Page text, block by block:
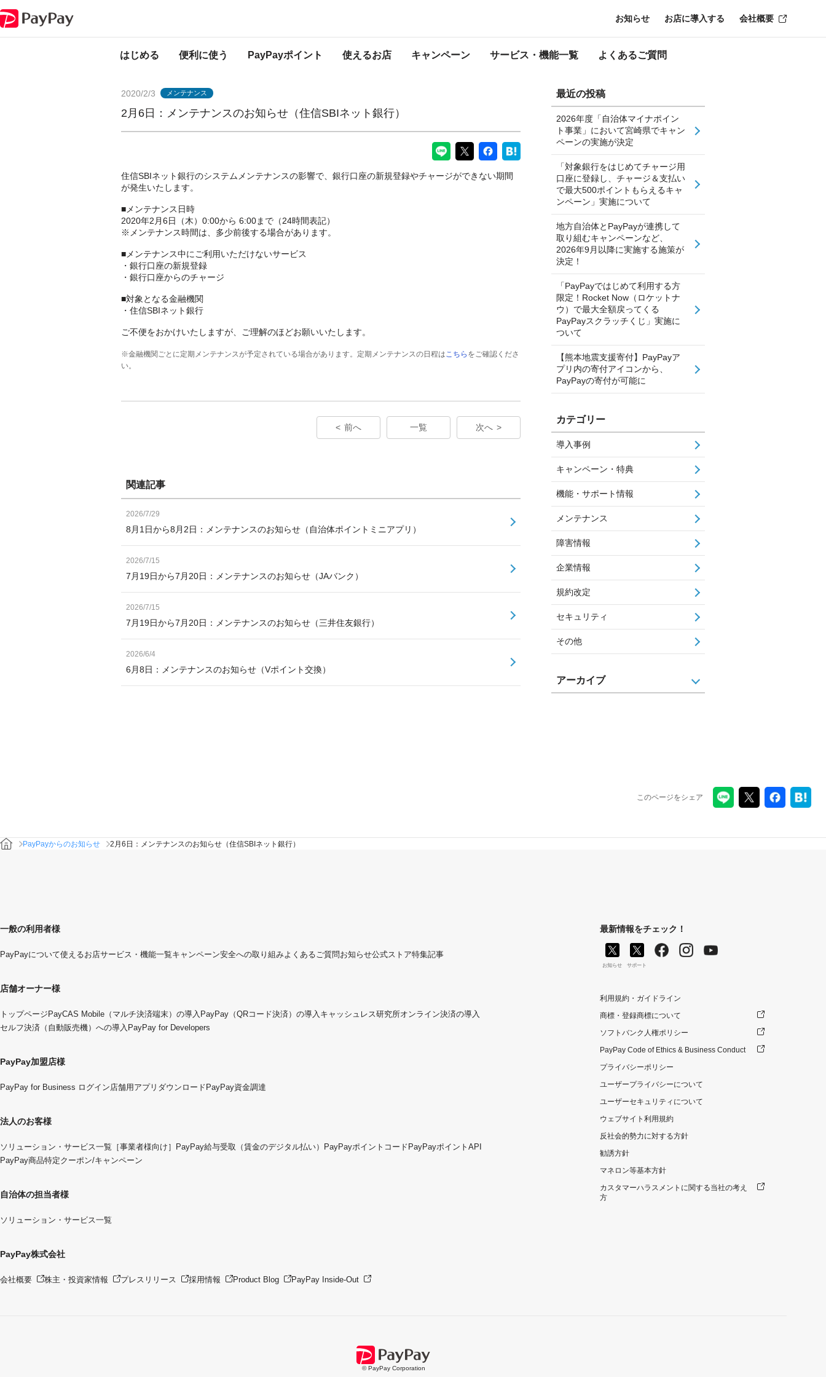
はじめる 便利に使う PayPayポイント 使えるお店 キャンペーン サービス・機能一覧 よくあるご質問
お知らせ お店に導入する 会社概要
PayPayからのお知らせ
2020/2/3 メンテナンス
2月6日：メンテナンスのお知らせ（住信SBIネット銀行）
住信SBIネット銀行のシステムメンテナンスの影響で、銀行口座の新規登録やチャージができない期間
が発生いたします。
■メンテナンス日時
2020年2月6日（木）0:00から 6:00まで（24時間表記）
※メンテナンス時間は、多少前後する場合があります。
■メンテナンス中にご利用いただけないサービス
・銀行口座の新規登録
・銀行口座からのチャージ
■対象となる金融機関
・住信SBIネット銀行
ご不便をおかけいたしますが、ご理解のほどお願いいたします。
※金融機関ごとに定期メンテナンスが予定されている場合があります。定期メンテナンスの日程は こちら をご確認くださ
い。
前へ 一覧 次へ
関連記事
2026/7/29
8月1日から8月2日：メンテナンスのお知らせ（自治体ポイントミニアプリ）
2026/7/15
7月19日から7月20日：メンテナンスのお知らせ（JAバンク）
2026/7/15
7月19日から7月20日：メンテナンスのお知らせ（三井住友銀行）
2026/6/4
6月8日：メンテナンスのお知らせ（Vポイント交換）
最近の投稿
2026年度「自治体マイナポイン
ト事業」において宮崎県でキャン
ペーンの実施が決定
「対象銀行をはじめてチャージ用
口座に登録し、チャージ＆支払い
で最大500ポイントもらえるキャ
ンペーン」実施について
地方自治体とPayPayが連携して
取り組むキャンペーンなど、
2026年9月以降に実施する施策が
決定！
「PayPayではじめて利用する方
限定！Rocket Now（ロケットナ
ウ）で最大全額戻ってくる
PayPayスクラッチくじ」実施に
ついて
【熊本地震支援寄付】PayPayア
プリ内の寄付アイコンから、
PayPayの寄付が可能に
カテゴリー
導入事例
キャンペーン・特典
機能・サポート情報
メンテナンス
障害情報
企業情報
規約改定
セキュリティ
その他
アーカイブ
このページをシェア
PayPayからのお知らせ 2月6日：メンテナンスのお知らせ（住信SBIネット銀行）
一般の利用者様
PayPayについて使えるお店サービス・機能一覧キャンペーン安全への取り組みよくあるご質問お知らせ公式ストア特集記事
店舗オーナー様
トップページ PayCAS Mobile（マルチ決済端末）の導入 PayPay（QRコード決済）の導入 キャッシュレス研究所オンライン決済の導入
セルフ決済（自動販売機）への導入 PayPay for Developers
PayPay加盟店様
PayPay for Business ログイン店舗用アプリダウンロード PayPay資金調達
法人のお客様
ソリューション・サービス一覧 ［事業者様向け］PayPay給与受取（賃金のデジタル払い） PayPayポイントコード PayPayポイントAPI
PayPay商品特定クーポン/キャンペーン
自治体の担当者様
ソリューション・サービス一覧
PayPay株式会社
会社概要 株主・投資家情報 プレスリリース 採用情報 Product Blog PayPay Inside-Out
最新情報をチェック！
お知らせ サポート
利用規約・ガイドライン
商標・登録商標について
ソフトバンク人権ポリシー
PayPay Code of Ethics & Business Conduct
プライバシーポリシー
ユーザープライバシーについて
ユーザーセキュリティについて
ウェブサイト利用規約
反社会的勢力に対する方針
勧誘方針
マネロン等基本方針
カスタマーハラスメントに関する当社の考え
方
© PayPay Corporation